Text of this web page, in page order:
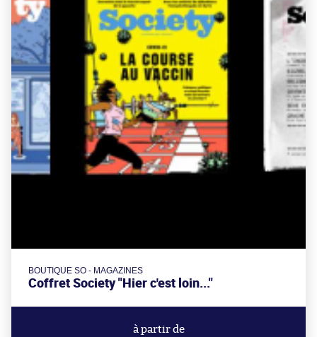
BOUTIQUE SO - MAGAZINES
Coffret Society "Hier c'est loin..."
à partir de